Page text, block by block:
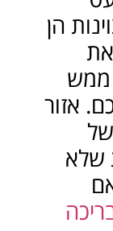
הן
ממש
אזור
שלא